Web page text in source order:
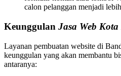
calon pelanggan menjadi
Keunggulan Jasa Web
Layanan pembuatan website di
keunggulan yang akan membantu
antaranya: